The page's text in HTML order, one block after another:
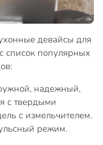
девайсы для
список популярных
надежный,
с твердыми
с измельчителем.
режим.